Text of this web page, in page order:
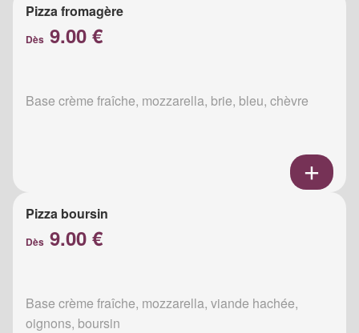
Pizza fromagère
Dès 9.00 €
Base crème fraîche, mozzarella, brie, bleu, chèvre
Pizza boursin
Dès 9.00 €
Base crème fraîche, mozzarella, viande hachée,
oignons, boursin